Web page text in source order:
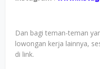
Dan bagi teman-teman
lowongan kerja lainnya,
di link.